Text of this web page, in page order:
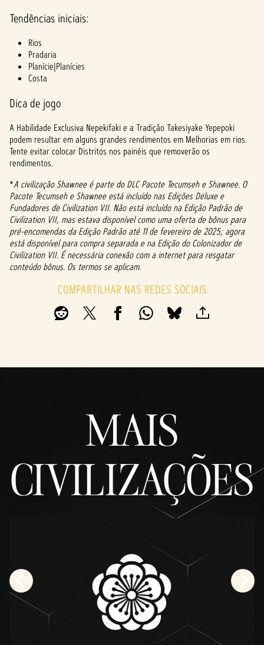
Tendências iniciais:
Rios
Pradaria
Planície|Planícies
Costa
Dica de jogo
A Habilidade Exclusiva Nepekifaki e a Tradição Takesiyake Yepepoki
podem resultar em alguns grandes rendimentos em Melhorias em rios.
Tente evitar colocar Distritos nos painéis que removerão os
rendimentos.
*A civilização Shawnee é parte do DLC Pacote Tecumseh e Shawnee. O
Pacote Tecumseh e Shawnee está incluído nas Edições Deluxe e
Fundadores de Civilization VII. Não está incluído na Edição Padrão de
Civilization VII, mas estava disponível como uma oferta de bônus para
pré-encomendas da Edição Padrão até 11 de fevereiro de 2025; agora
está disponível para compra separada e na Edição do Colonizador de
Civilization VII. É necessária conexão com a internet para resgatar
conteúdo bônus. Os termos se aplicam.
COMPARTILHAR NAS REDES SOCIAIS
MAIS
CIVILIZAÇÕES